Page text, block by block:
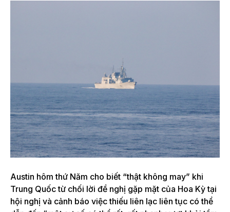
Austin hôm thứ Năm cho biết “thật không may” khi
Trung Quốc từ chối lời đề nghị gặp mặt của Hoa Kỳ tại
hội nghị và cảnh báo việc thiếu liên lạc liên tục có thể